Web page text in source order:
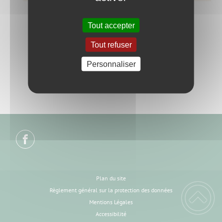
Plan du site
Règlement général sur la protection des données
Mentions Légales
Accessibilité
Tout accepter
Tout refuser
Personnaliser